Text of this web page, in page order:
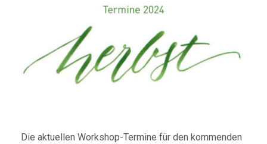
Die aktuellen Workshop-Termine für den kommenden